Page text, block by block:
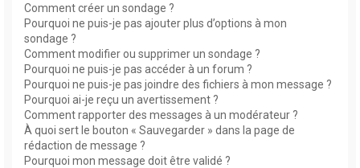
Comment créer un sondage ?
Pourquoi ne puis-je pas ajouter plus d’options à mon
sondage ?
Comment modifier ou supprimer un sondage ?
Pourquoi ne puis-je pas accéder à un forum ?
Pourquoi ne puis-je pas joindre des fichiers à mon message ?
Pourquoi ai-je reçu un avertissement ?
Comment rapporter des messages à un modérateur ?
À quoi sert le bouton « Sauvegarder » dans la page de
rédaction de message ?
Pourquoi mon message doit être validé ?